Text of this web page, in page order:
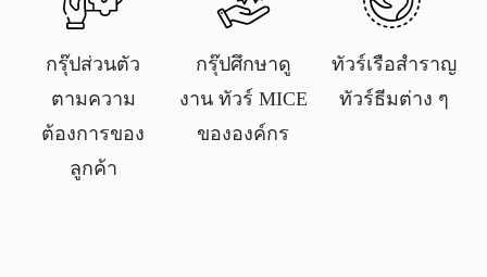
กรุ๊ปส่วนตัว
ตามความ
ต้องการของ
ลูกค้า
กรุ๊ปศึกษาดู
งาน ทัวร์ MICE
ขององค์กร
ทัวร์เรือสำราญ
ทัวร์ธีมต่าง ๆ